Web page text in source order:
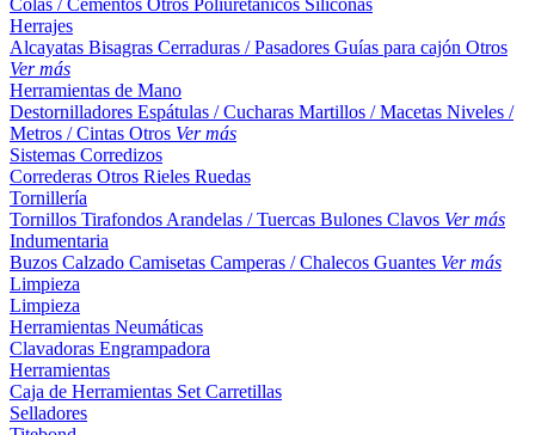
Colas / Cementos Otros Poliuretanicos Siliconas
Herrajes
Alcayatas Bisagras Cerraduras / Pasadores Guías para cajón Otros
Ver más
Herramientas de Mano
Destornilladores Espátulas / Cucharas Martillos / Macetas Niveles /
Metros / Cintas Otros Ver más
Sistemas Corredizos
Correderas Otros Rieles Ruedas
Tornillería
Tornillos Tirafondos Arandelas / Tuercas Bulones Clavos Ver más
Indumentaria
Buzos Calzado Camisetas Camperas / Chalecos Guantes Ver más
Limpieza
Limpieza
Herramientas Neumáticas
Clavadoras Engrampadora
Herramientas
Caja de Herramientas Set Carretillas
Selladores